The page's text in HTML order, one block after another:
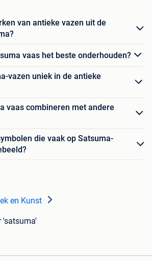
van antieke vazen uit de
vaas het beste onderhouden?
vazen uniek in de antieke
vaas combineren met andere
die vaak op Satsuma-
en Kunst
'satsuma'